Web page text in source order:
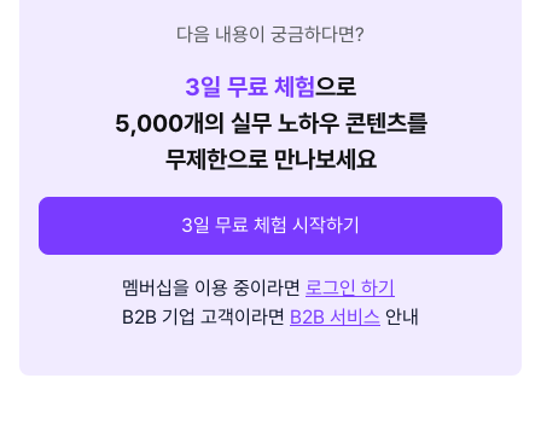
다음 내용이 궁금하다면?
3일 무료 체험으로
5,000개의 실무 노하우 콘텐츠를
무제한으로 만나보세요
3일 무료 체험 시작하기
멤버십을 이용 중이라면 로그인 하기
B2B 기업 고객이라면 B2B 서비스 안내